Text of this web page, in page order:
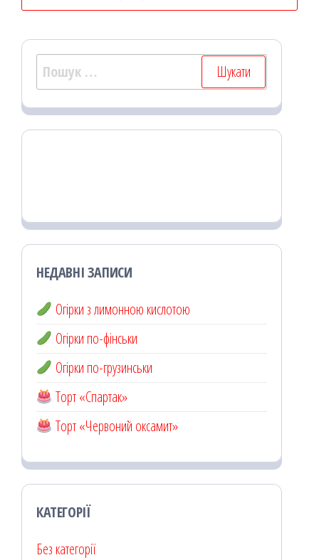
Пошук:
НЕДАВНІ ЗАПИСИ
Огірки з лимонною кислотою
Огірки по-фінськи
Огірки по-грузинськи
Торт «Спартак»
Торт «Червоний оксамит»
КАТЕГОРІЇ
Без категорії